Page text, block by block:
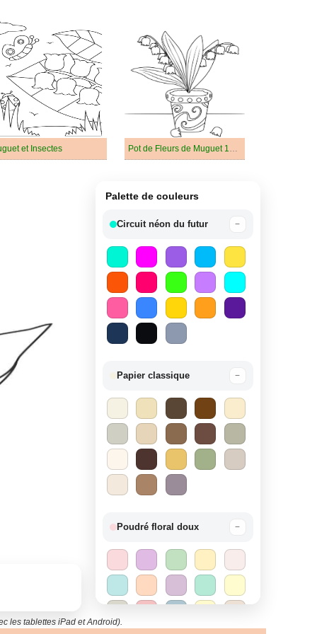
et Insectes Pot de Fleurs de Muguet 1er Mai
Palette de couleurs
Circuit néon du futur −
Papier classique −
Poudré floral doux −
les tablettes iPad et Android).